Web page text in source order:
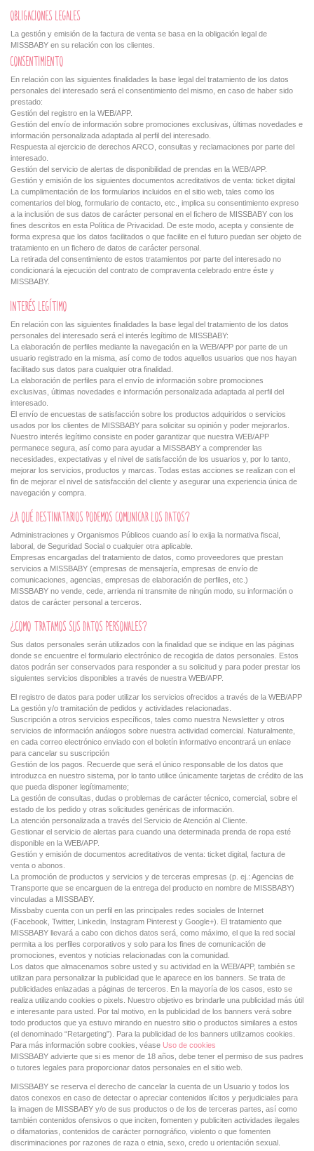
OBLIGACIONES LEGALES
La gestión y emisión de la factura de venta se basa en la obligación legal de
MISSBABY en su relación con los clientes.
CONSENTIMIENTO
En relación con las siguientes finalidades la base legal del tratamiento de los datos
personales del interesado será el consentimiento del mismo, en caso de haber sido
prestado:
Gestión del registro en la WEB/APP.
Gestión del envío de información sobre promociones exclusivas, últimas novedades e
información personalizada adaptada al perfil del interesado.
Respuesta al ejercicio de derechos ARCO, consultas y reclamaciones por parte del
interesado.
Gestión del servicio de alertas de disponibilidad de prendas en la WEB/APP.
Gestión y emisión de los siguientes documentos acreditativos de venta: ticket digital
La cumplimentación de los formularios incluidos en el sitio web, tales como los
comentarios del blog, formulario de contacto, etc., implica su consentimiento expreso
a la inclusión de sus datos de carácter personal en el fichero de MISSBABY con los
fines descritos en esta Política de Privacidad. De este modo, acepta y consiente de
forma expresa que los datos facilitados o que facilite en el futuro puedan ser objeto de
tratamiento en un fichero de datos de carácter personal.
La retirada del consentimiento de estos tratamientos por parte del interesado no
condicionará la ejecución del contrato de compraventa celebrado entre éste y
MISSBABY.
INTERÉS LEGÍTIMO
En relación con las siguientes finalidades la base legal del tratamiento de los datos
personales del interesado será el interés legítimo de MISSBABY:
La elaboración de perfiles mediante la navegación en la WEB/APP por parte de un
usuario registrado en la misma, así como de todos aquellos usuarios que nos hayan
facilitado sus datos para cualquier otra finalidad.
La elaboración de perfiles para el envío de información sobre promociones
exclusivas, últimas novedades e información personalizada adaptada al perfil del
interesado.
El envío de encuestas de satisfacción sobre los productos adquiridos o servicios
usados por los clientes de MISSBABY para solicitar su opinión y poder mejorarlos.
Nuestro interés legítimo consiste en poder garantizar que nuestra WEB/APP
permanece segura, así como para ayudar a MISSBABY a comprender las
necesidades, expectativas y el nivel de satisfacción de los usuarios y, por lo tanto,
mejorar los servicios, productos y marcas. Todas estas acciones se realizan con el
fin de mejorar el nivel de satisfacción del cliente y asegurar una experiencia única de
navegación y compra.
¿A QUÉ DESTINATARIOS PODEMOS COMUNICAR LOS DATOS?
Administraciones y Organismos Públicos cuando así lo exija la normativa fiscal,
laboral, de Seguridad Social o cualquier otra aplicable.
Empresas encargadas del tratamiento de datos, como proveedores que prestan
servicios a MISSBABY (empresas de mensajería, empresas de envío de
comunicaciones, agencias, empresas de elaboración de perfiles, etc.)
MISSBABY no vende, cede, arrienda ni transmite de ningún modo, su información o
datos de carácter personal a terceros.
¿COMO TRATAMOS SUS DATOS PERSONALES?
Sus datos personales serán utilizados con la finalidad que se indique en las páginas
donde se encuentre el formulario electrónico de recogida de datos personales. Estos
datos podrán ser conservados para responder a su solicitud y para poder prestar los
siguientes servicios disponibles a través de nuestra WEB/APP.
El registro de datos para poder utilizar los servicios ofrecidos a través de la WEB/APP
La gestión y/o tramitación de pedidos y actividades relacionadas.
Suscripción a otros servicios específicos, tales como nuestra Newsletter y otros
servicios de información análogos sobre nuestra actividad comercial. Naturalmente,
en cada correo electrónico enviado con el boletín informativo encontrará un enlace
para cancelar su suscripción
Gestión de los pagos. Recuerde que será el único responsable de los datos que
introduzca en nuestro sistema, por lo tanto utilice únicamente tarjetas de crédito de las
que pueda disponer legítimamente;
La gestión de consultas, dudas o problemas de carácter técnico, comercial, sobre el
estado de los pedido y otras solicitudes genéricas de información.
La atención personalizada a través del Servicio de Atención al Cliente.
Gestionar el servicio de alertas para cuando una determinada prenda de ropa esté
disponible en la WEB/APP.
Gestión y emisión de documentos acreditativos de venta: ticket digital, factura de
venta o abonos.
La promoción de productos y servicios y de terceras empresas (p. ej.: Agencias de
Transporte que se encarguen de la entrega del producto en nombre de MISSBABY)
vinculadas a MISSBABY.
Missbaby cuenta con un perfil en las principales redes sociales de Internet
(Facebook, Twitter, Linkedin, Instagram Pinterest y Google+). El tratamiento que
MISSBABY llevará a cabo con dichos datos será, como máximo, el que la red social
permita a los perfiles corporativos y solo para los fines de comunicación de
promociones, eventos y noticias relacionadas con la comunidad.
Los datos que almacenamos sobre usted y su actividad en la WEB/APP, también se
utilizan para personalizar la publicidad que le aparece en los banners. Se trata de
publicidades enlazadas a páginas de terceros. En la mayoría de los casos, esto se
realiza utilizando cookies o pixels. Nuestro objetivo es brindarle una publicidad más útil
e interesante para usted. Por tal motivo, en la publicidad de los banners verá sobre
todo productos que ya estuvo mirando en nuestro sitio o productos similares a estos
(el denominado “Retargeting”). Para la publicidad de los banners utilizamos cookies.
Para más información sobre cookies, véase Uso de cookies
MISSBABY advierte que si es menor de 18 años, debe tener el permiso de sus padres
o tutores legales para proporcionar datos personales en el sitio web.
MISSBABY se reserva el derecho de cancelar la cuenta de un Usuario y todos los
datos conexos en caso de detectar o apreciar contenidos ilícitos y perjudiciales para
la imagen de MISSBABY y/o de sus productos o de los de terceras partes, así como
también contenidos ofensivos o que inciten, fomenten y publiciten actividades ilegales
o difamatorias, contenidos de carácter pornográfico, violento o que fomenten
discriminaciones por razones de raza o etnia, sexo, credo u orientación sexual.